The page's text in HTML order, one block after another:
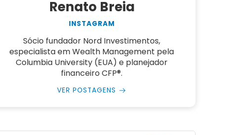
Renato Breia
INSTAGRAM
Sócio fundador Nord Investimentos,
especialista em Wealth Management pela
Columbia University (EUA) e planejador
financeiro CFP®.
VER POSTAGENS